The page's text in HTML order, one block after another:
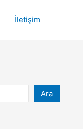
İletişim
Ara